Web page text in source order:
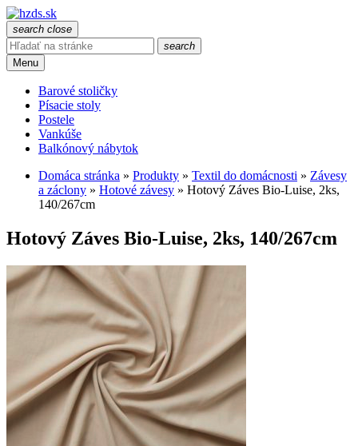
search close
search
Menu
Barové stoličky
Písacie stoly
Postele
Vankúše
Balkónový nábytok
Domáca stránka » Produkty » Textil do domácnosti » Závesy
a záclony » Hotové závesy » Hotový Záves Bio-Luise, 2ks,
140/267cm
Hotový Záves Bio-Luise, 2ks, 140/267cm